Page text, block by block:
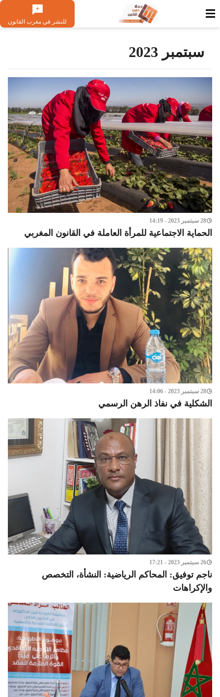
للنشر في مغرب القانون
سبتمبر 2023
28 سبتمبر 2023 - 14:19
الحماية الاجتماعية للمرأة العاملة في القانون المغربي
28 سبتمبر 2023 - 14:06
الشكلية في نفاذ الرهن الرسمي
26 سبتمبر 2023 - 17:21
ناجم توفيق: المحاكم الرياضية: النشأة، التخصص
والإكراهات